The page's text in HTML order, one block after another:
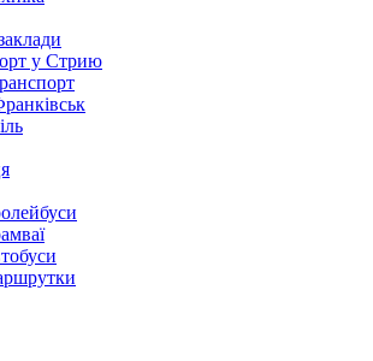
у Стрию